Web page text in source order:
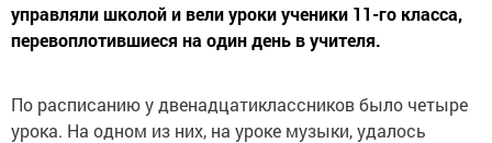
управляли школой и вели уроки ученики 11-го класса,
перевоплотившиеся на один день в учителя.
По расписанию у двенадцатиклассников было четыре
урока. На одном из них, на уроке музыки, удалось